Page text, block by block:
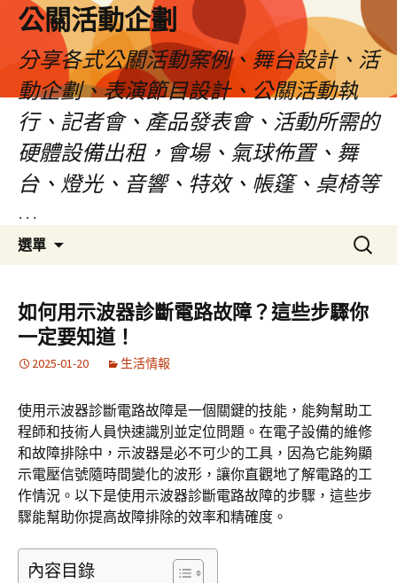
公關活動企劃
分享各式公關活動案例、舞台設計、活
動企劃、表演節目設計、公關活動執
行、記者會、產品發表會、活動所需的
硬體設備出租，會場、氣球佈置、舞
台、燈光、音響、特效、帳篷、桌椅等
…
選單
要
內
容
搜
尋
鍵
字:
如何用示波器診斷電路故障？這些步驟你
一定要知道！
2025-01-20 生活情報
使用示波器診斷電路故障是一個關鍵的技能，能夠幫助工
程師和技術人員快速識別並定位問題。在電子設備的維修
和故障排除中，示波器是必不可少的工具，因為它能夠顯
示電壓信號隨時間變化的波形，讓你直觀地了解電路的工
作情況。以下是使用示波器診斷電路故障的步驟，這些步
驟能幫助你提高故障排除的效率和精確度。
內容目錄